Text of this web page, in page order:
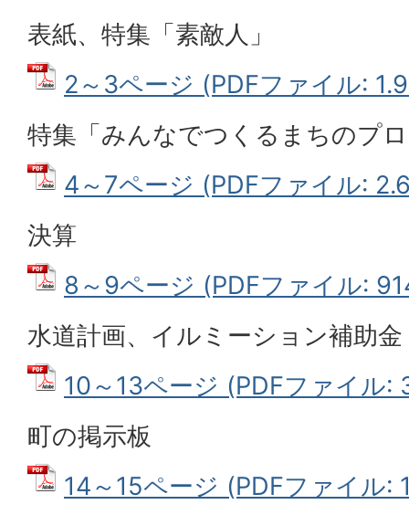
表紙、特集「素敵人」
2～3ページ (PDFファイル:
特集「みんなでつくるまちのプ
4～7ページ (PDFファイル:
決算
8～9ページ (PDFファイル:
水道計画、イルミーション補助金
10～13ページ (PDFファイル:
町の掲示板
14～15ページ (PDFファイル: